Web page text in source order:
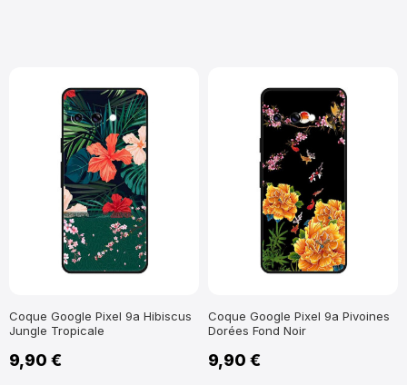
Coque Google Pixel 9a Hibiscus
Jungle Tropicale
9,90 €
Coque Google Pixel 9a Pivoines
Dorées Fond Noir
9,90 €